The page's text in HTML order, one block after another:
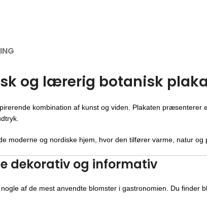
og lærerig botanisk
kombination af kunst og viden. Plakaten præsenterer
moderne og nordiske hjem, hvor den tilfører varme, natur og
dekorativ og informativ
af de mest anvendte blomster i gastronomien. Du finder